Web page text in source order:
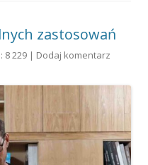
zastosowań
8 229 | Dodaj komentarz